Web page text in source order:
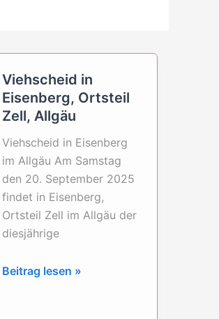
Viehscheid in
Eisenberg, Ortsteil
Zell, Allgäu
Viehscheid in Eisenberg
im Allgäu Am Samstag
den 20. September 2025
findet in Eisenberg,
Ortsteil Zell im Allgäu der
diesjährige
Viehscheid
Beitrag lesen »